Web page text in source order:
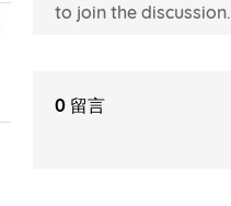
to join the discussion.
0 留言